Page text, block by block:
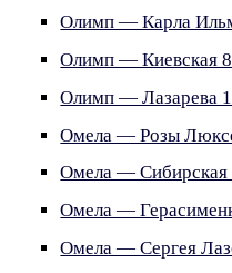
Олимп — Карла
Олимп — Киевская
Олимп — Лазарева 1
Омела — Розы
Омела — Сибирская
Омела —
Омела — Сергея